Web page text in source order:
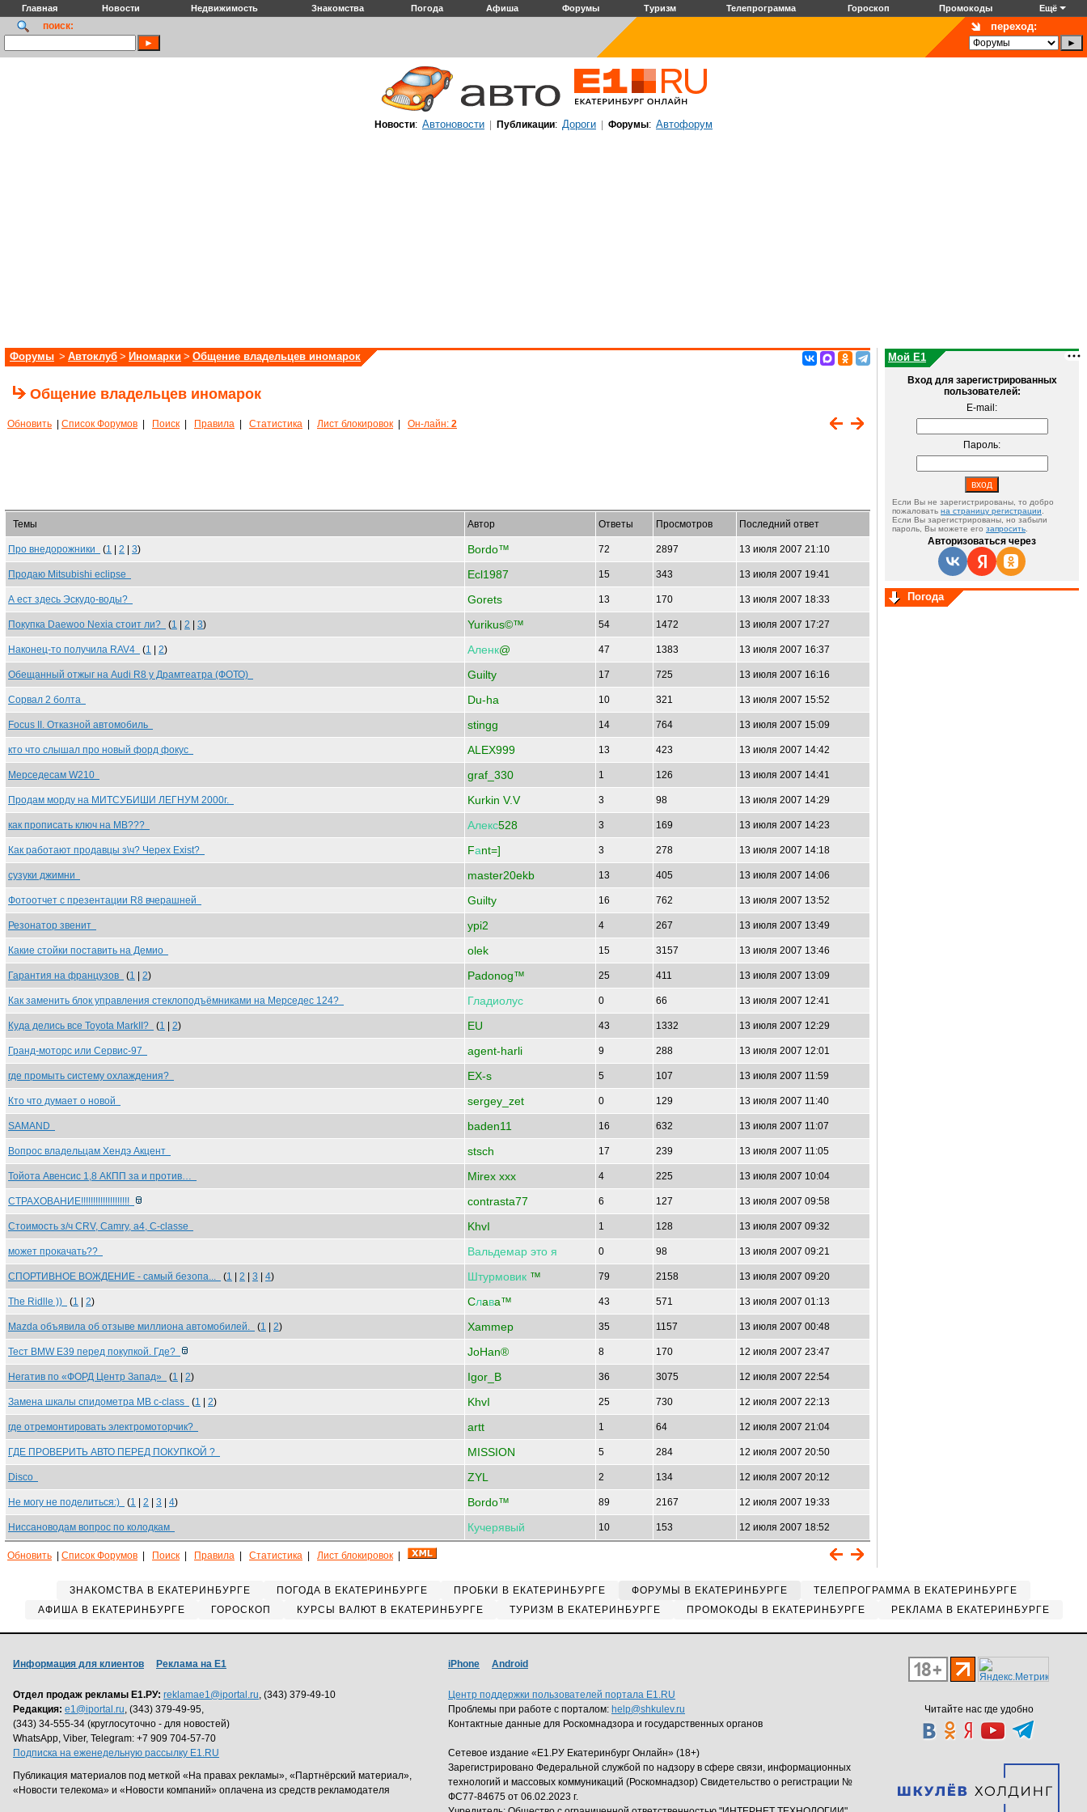
Главная Новости Недвижимость Знакомства Погода Афиша Форумы Туризм Телепрограмма Гороскоп Промокоды Ещё
поиск: переход:
Новости: Автоновости Публикации: Дороги Форумы: Автофорум
Форумы > Автоклуб > Иномарки > Общение владельцев иномарок
Общение владельцев иномарок
Обновить Список Форумов Поиск Правила Статистика Лист блокировок Он-лайн: 2
Темы Автор Ответы Просмотров Последний ответ
Про внедорожники (1 2 3) Bordo™ 72 2897 13 июля 2007 21:10
Продаю Mitsubishi eclipse Ecl1987 15 343 13 июля 2007 19:41
А ест здесь Эскудо-воды? Gorets 13 170 13 июля 2007 18:33
Покупка Daewoo Nexia стоит ли? (1 2 3) Yurikus©™ 54 1472 13 июля 2007 17:27
Наконец-то получила RAV4 (1 2) Аленк@ 47 1383 13 июля 2007 16:37
Обещанный отжыг на Audi R8 у Драмтеатра (ФОТО) Guilty 17 725 13 июля 2007 16:16
Сорвал 2 болта Du-ha 10 321 13 июля 2007 15:52
Focus II. Отказной автомобиль stingg 14 764 13 июля 2007 15:09
кто что слышал про новый форд фокус ALEX999 13 423 13 июля 2007 14:42
Мерседесам W210 graf_330 1 126 13 июля 2007 14:41
Продам морду на МИТСУБИШИ ЛЕГНУМ 2000г. Kurkin V.V 3 98 13 июля 2007 14:29
как прописать ключ на МВ??? Алекс528 3 169 13 июля 2007 14:23
Как работают продавцы з\ч? Черех Exist? Fаnt=] 3 278 13 июля 2007 14:18
сузуки джимни master20ekb 13 405 13 июля 2007 14:06
Фотоотчет с презентации R8 вчерашней Guilty 16 762 13 июля 2007 13:52
Резонатор звенит ypi2 4 267 13 июля 2007 13:49
Какие стойки поставить на Демио olek 15 3157 13 июля 2007 13:46
Гарантия на французов (1 2) Padonog™ 25 411 13 июля 2007 13:09
Как заменить блок управления стеклоподъёмниками на Мерседес 124? Гладиолус 0 66 13 июля 2007 12:41
Куда делись все Toyota MarkII? (1 2) EU 43 1332 13 июля 2007 12:29
Гранд-моторс или Сервис-97 agent-harli 9 288 13 июля 2007 12:01
где промыть систему охлаждения? EX-s 5 107 13 июля 2007 11:59
Кто что думает о новой sergey_zet 0 129 13 июля 2007 11:40
SAMAND baden11 16 632 13 июля 2007 11:07
Вопрос владельцам Хендэ Акцент stsch 17 239 13 июля 2007 11:05
Тойота Авенсис 1,8 АКПП за и против… Mirex xxx 4 225 13 июля 2007 10:04
СТРАХОВАНИЕ!!!!!!!!!!!!!!!!!!!! contrasta77 6 127 13 июля 2007 09:58
Стоимость з/ч CRV, Camry, a4, С-classe KhvI 1 128 13 июля 2007 09:32
может прокачать?? Вальдемар это я 0 98 13 июля 2007 09:21
СПОРТИВНОЕ ВОЖДЕНИЕ - самый безопа... (1 2 3 4) Штурмовик ™ 79 2158 13 июля 2007 09:20
The Ridlle )) (1 2) Cлaвa™ 43 571 13 июля 2007 01:13
Mazda объявила об отзыве миллиона автомобилей. (1 2) Xammep 35 1157 13 июля 2007 00:48
Тест BMW Е39 перед покупкой. Где? JoHan® 8 170 12 июля 2007 23:47
Негатив по «ФОРД Центр Запад» (1 2) Igor_B 36 3075 12 июля 2007 22:54
Замена шкалы спидометра MB c-class (1 2) KhvI 25 730 12 июля 2007 22:13
где отремонтировать электромоторчик? artt 1 64 12 июля 2007 21:04
ГДЕ ПРОВЕРИТЬ АВТО ПЕРЕД ПОКУПКОЙ ? MISSION 5 284 12 июля 2007 20:50
Disco ZYL 2 134 12 июля 2007 20:12
Не могу не поделиться:) (1 2 3 4) Bordo™ 89 2167 12 июля 2007 19:33
Ниссановодам вопрос по колодкам Кучерявый 10 153 12 июля 2007 18:52
Обновить Список Форумов Поиск Правила Статистика Лист блокировок
Мой E1
Вход для зарегистрированных
пользователей:
E-mail:
Пароль:
Если Вы не зарегистрированы, то добро
пожаловать на страницу регистрации
Если Вы зарегистрированы, но забыли
пароль, Вы можете его запросить
Авторизоваться через
Погода
ЗНАКОМСТВА В ЕКАТЕРИНБУРГЕ ПОГОДА В ЕКАТЕРИНБУРГЕ ПРОБКИ В ЕКАТЕРИНБУРГЕ ФОРУМЫ В ЕКАТЕРИНБУРГЕ
ТЕЛЕПРОГРАММА В ЕКАТЕРИНБУРГЕ
АФИША В ЕКАТЕРИНБУРГЕ
ГОРОСКОП КУРСЫ ВАЛЮТ В ЕКАТЕРИНБУРГЕ ТУРИЗМ В ЕКАТЕРИНБУРГЕ ПРОМОКОДЫ В ЕКАТЕРИНБУРГЕ РЕКЛАМА В ЕКАТЕРИНБУРГЕ
Читайте нас где удобно
Информация для клиентов Реклама на Е1
Отдел продаж рекламы Е1.РУ: reklamae1@iportal.ru, (343) 379-49-10
Редакция: e1@iportal.ru, (343) 379-49-95,
(343) 34-555-34 (круглосуточно - для новостей)
WhatsApp, Viber, Telegram: +7 909 704-57-70
Подписка на еженедельную рассылку E1.RU
Публикация материалов под меткой «На правах рекламы», «Партнёрский материал»,
«Новости телекома» и «Новости компаний» оплачена из средств рекламодателя
iPhone Android
Центр поддержки пользователей портала E1.RU
Проблемы при работе с порталом: help@shkulev.ru
Контактные данные для Роскомнадзора и государственных органов
Сетевое издание «Е1.РУ Екатеринбург Онлайн» (18+)
Зарегистрировано Федеральной службой по надзору в сфере связи, информационных
технологий и массовых коммуникаций (Роскомнадзор) Свидетельство о регистрации №
ФС77-84675 от 06.02.2023 г.